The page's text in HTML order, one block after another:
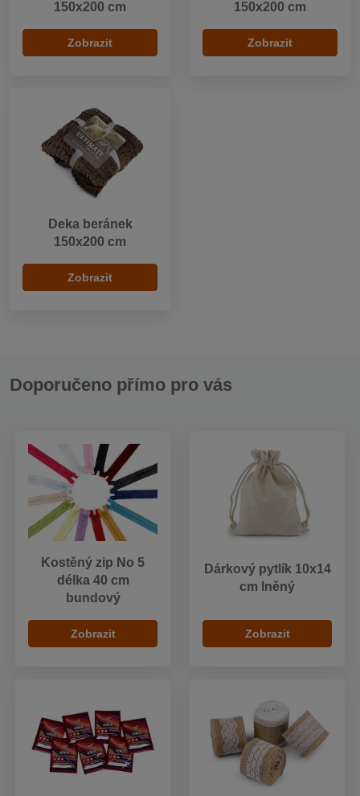
150x200 cm
Zobrazit
150x200 cm
Zobrazit
Deka beránek
150x200 cm
Zobrazit
Doporučeno přímo pro vás
Kostěný zip No 5
délka 40 cm
bundový
Zobrazit
Dárkový pytlík 10x14
cm lněný
Zobrazit